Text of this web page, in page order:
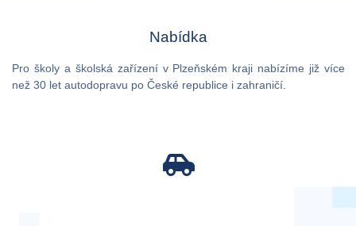
Nabídka
Pro školy a školská zařízení v Plzeňském kraji nabízíme již více
než 30 let autodopravu po České republice i zahraničí.